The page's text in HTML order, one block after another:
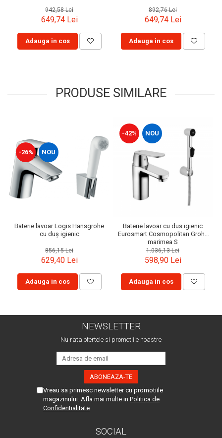
942,58 Lei
649,74 Lei
Adauga in cos
892,76 Lei
649,74 Lei
Adauga in cos
PRODUSE SIMILARE
-26% NOU
Baterie lavoar Logis Hansgrohe
cu duș igienic
856,15 Lei
629,40 Lei
Adauga in cos
-42% NOU
Baterie lavoar cu dus igienic
Eurosmart Cosmopolitan Grohe
marimea S
1.036,13 Lei
598,90 Lei
Adauga in cos
NEWSLETTER
Nu rata ofertele si promotiile noastre
Vreau sa primesc newsletter cu promotiile
magazinului. Afla mai multe in Politica de
Confidentialitate
SOCIAL